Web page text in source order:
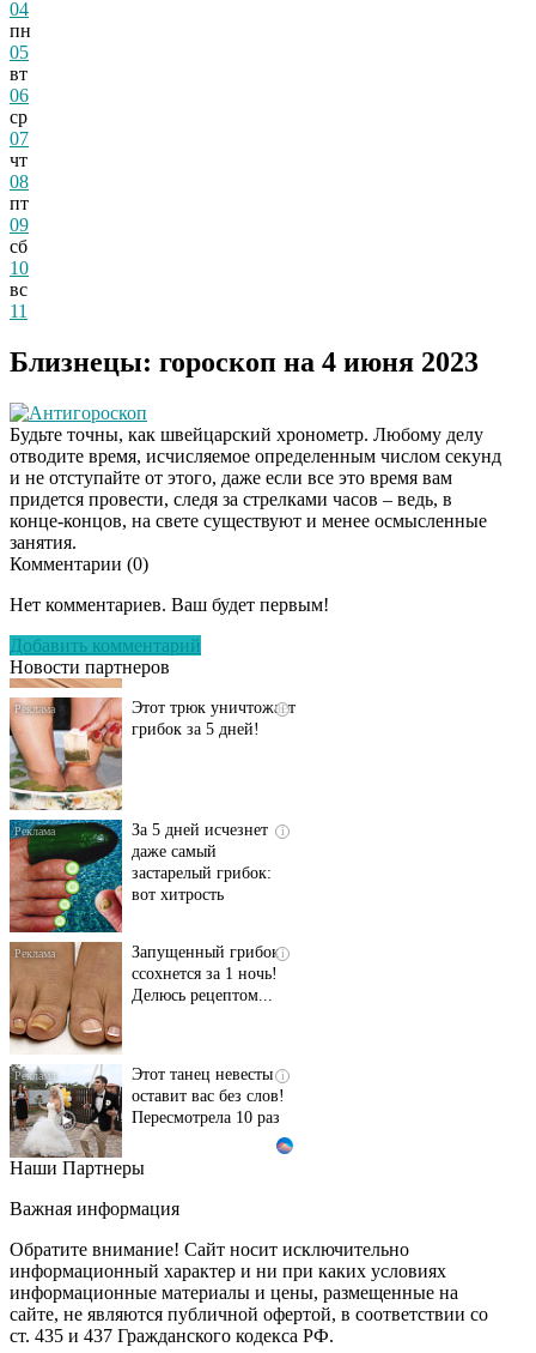
04
пн
05
вт
06
ср
07
чт
08
пт
09
сб
10
вс
11
Близнецы: гороскоп на 4 июня 2023
Антигороскоп
Будьте точны, как швейцарский хронометр. Любому делу
отводите время, исчисляемое определенным числом секунд
и не отступайте от этого, даже если все это время вам
придется провести, следя за стрелками часов – ведь, в
конце-концов, на свете существуют и менее осмысленные
занятия.
Комментарии (0)
Нет комментариев. Ваш будет первым!
Добавить комментарий
Новости партнеров
Даже самый
исчезнет с корнем,
грибок за 5 дней!
даже самый
застарелый грибок:
вот хитрость
ссохнется за 1 ночь!
Делюсь рецептом...
оставит вас без слов!
Пересмотрела 10 раз
Ролик длится пару
шоке от увиденного
i
Ролик из Омска: вы
будете смеяться долго
Наши Партнеры
Важная информация
Обратите внимание! Сайт носит исключительно
информационный характер и ни при каких условиях
информационные материалы и цены, размещенные на
сайте, не являются публичной офертой, в соответствии со
ст. 435 и 437 Гражданского кодекса РФ.